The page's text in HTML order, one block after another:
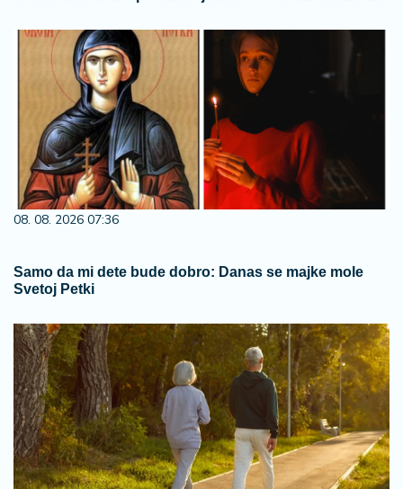
08. 08. 2026 07:36
Samo da mi dete bude dobro: Danas se majke mole
Svetoj Petki